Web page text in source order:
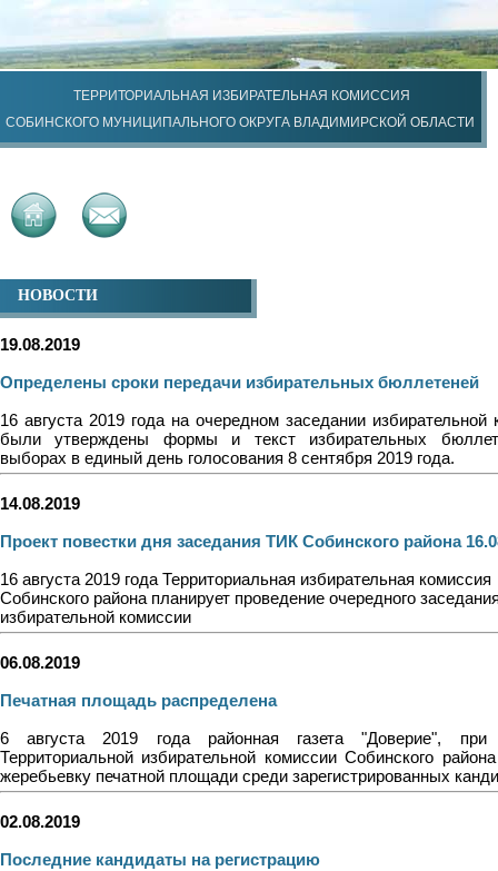
ТЕРРИТОРИАЛЬНАЯ ИЗБИРАТЕЛЬНАЯ КОМИССИЯ
СОБИНСКОГО МУНИЦИПАЛЬНОГО ОКРУГА ВЛАДИМИРСКОЙ ОБЛАСТИ
НОВОСТИ
19.08.2019
Определены сроки передачи избирательных бюллетеней
16 августа 2019 года на очередном заседании избирательной
были утверждены формы и текст избирательных
выборах в единый день голосования 8 сентября 2019 года.
14.08.2019
Проект повестки дня заседания ТИК Собинского района
16 августа 2019 года Территориальная избирательная комиссия
Собинского района планирует проведение очередного
избирательной комиссии
06.08.2019
Печатная площадь распределена
6 августа 2019 года районная газета "Доверие", при
Территориальной избирательной комиссии Собинского
жеребьевку печатной площади среди зарегистрированных
02.08.2019
Последние кандидаты на регистрацию